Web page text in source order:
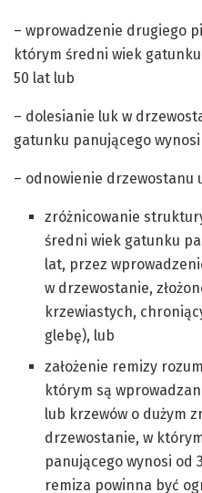
– wprowadzenie drugiego
którym średni wiek
50 lat lub
– dolesianie luk w
gatunku panującego
– odnowienie drzewostanu
zróżnicowanie
średni wiek gatunku
lat, przez
w drzewostanie,
krzewiastych,
glebę), lub
założenie remizy
którym są
lub krzewów o dużym
drzewostanie, w
panującego wynosi od
remiza powinna być